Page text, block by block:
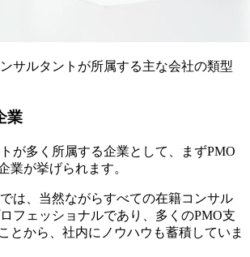
サルタントが所属する主な会社の類型
業
が多く所属する企業として、まずPMO
業が挙げられます。
は、当然ながらすべての在籍コンサル
フェッショナルであり、多くのPMO支
とから、社内にノウハウも蓄積していま